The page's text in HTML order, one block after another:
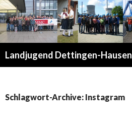
Landjugend Dettingen-Hausen
Schlagwort-Archive: Instagram